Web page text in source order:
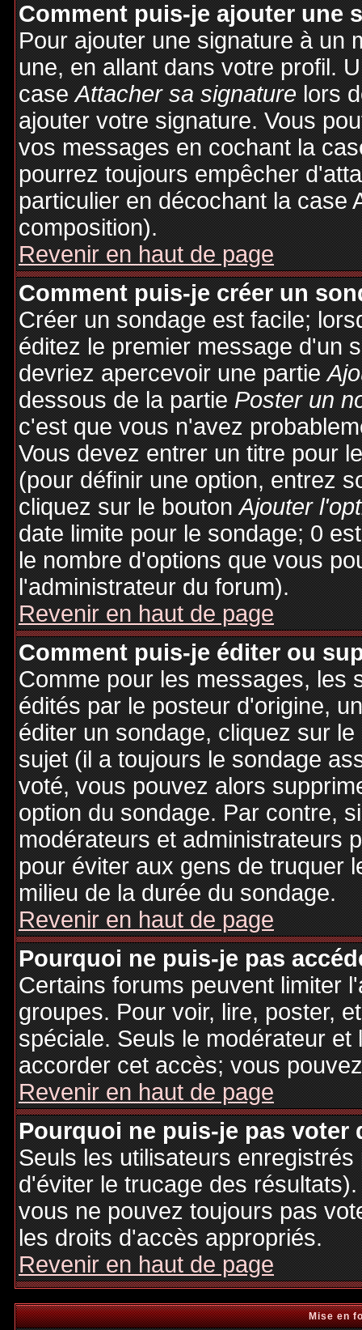
Comment puis-je ajouter une
Pour ajouter une signature à un
une, en allant dans votre profil.
caseAttacher sa signaturelors
ajouter votre signature. Vous
vos messages en cochant la
pourrez toujours empêcher
particulier en décochant la case
composition).
Revenir en haut de page
Comment puis-je créer un
Créer un sondage est facile;
éditez le premier message d'un
devriez apercevoir une partie
dessous de la partiePoster un
c'est que vous n'avez
Vous devez entrer un titre pour
(pour définir une option, entrez
cliquez sur le boutonAjouter
date limite pour le sondage; 0
le nombre d'options que vous
l'administrateur du forum).
Revenir en haut de page
Comment puis-je éditer ou
Comme pour les messages, les
édités par le posteur d'origine,
éditer un sondage, cliquez sur
sujet (il a toujours le sondage
voté, vous pouvez alors
option du sondage. Par contre,
modérateurs et administrateurs
pour éviter aux gens de truquer
milieu de la durée du sondage.
Revenir en haut de page
Pourquoi ne puis-je pas
Certains forums peuvent limiter
groupes. Pour voir, lire, poster,
spéciale. Seuls le modérateur
accorder cet accès; vous
Revenir en haut de page
Pourquoi ne puis-je pas voter
Seuls les utilisateurs
d'éviter le trucage des
vous ne pouvez toujours pas
les droits d'accès appropriés.
Revenir en haut de page
Mise en